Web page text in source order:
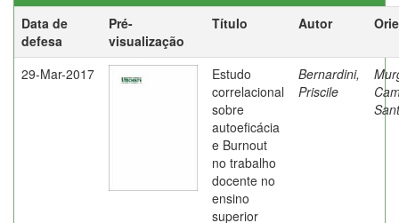
Data de
defesa
Pré-
visualização
Título Autor
29-Mar-2017
Estudo
correlacional
sobre
autoeficácia
e Burnout
no trabalho
docente no
ensino
superior
Bernardini,
Priscile